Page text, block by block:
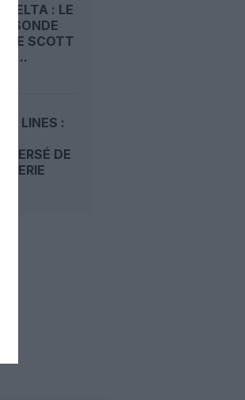
DELTA : LE
SONDE
DE SCOTT
LINES :
DE